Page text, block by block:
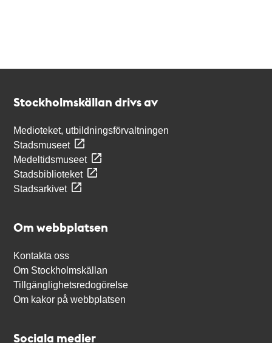
Stockholmskällan drivs av
Medioteket, utbildningsförvaltningen
Stadsmuseet
Medeltidsmuseet
Stadsbiblioteket
Stadsarkivet
Om webbplatsen
Kontakta oss
Om Stockholmskällan
Tillgänglighetsredogörelse
Om kakor på webbplatsen
Sociala medier